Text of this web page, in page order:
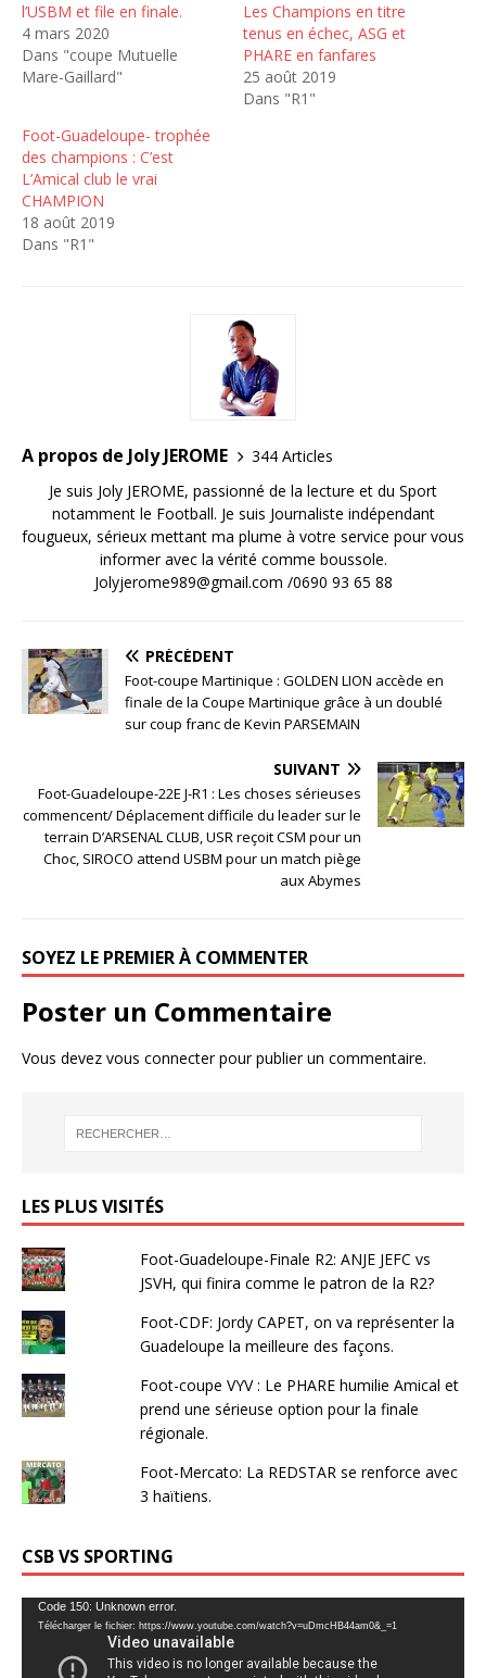
l’USBM et file en finale.
4 mars 2020
Dans "coupe Mutuelle
Mare-Gaillard"
Les Champions en titre
tenus en échec, ASG et
PHARE en fanfares
25 août 2019
Dans "R1"
Foot-Guadeloupe- trophée
des champions : C’est
L’Amical club le vrai
CHAMPION
18 août 2019
Dans "R1"
A propos de Joly JEROME
344 Articles
Je suis Joly JEROME, passionné de la lecture et du Sport
notamment le Football. Je suis Journaliste indépendant
fougueux, sérieux mettant ma plume à votre service pour vous
informer avec la vérité comme boussole.
Jolyjerome989@gmail.com /0690 93 65 88
PRÉCÉDENT
Foot-coupe Martinique : GOLDEN LION accède en
finale de la Coupe Martinique grâce à un doublé
sur coup franc de Kevin PARSEMAIN
SUIVANT
Foot-Guadeloupe-22E J-R1 : Les choses sérieuses
commencent/ Déplacement difficile du leader sur le
terrain D’ARSENAL CLUB, USR reçoit CSM pour un
Choc, SIROCO attend USBM pour un match piège
aux Abymes
SOYEZ LE PREMIER À COMMENTER
Poster un Commentaire
Vous devez vous connecterpour publier un commentaire.
LES PLUS VISITÉS
Foot-Guadeloupe-Finale R2: ANJE JEFC vs
JSVH, qui finira comme le patron de la R2?
Foot-CDF: Jordy CAPET, on va représenter la
Guadeloupe la meilleure des façons.
Foot-coupe VYV : Le PHARE humilie Amical et
prend une sérieuse option pour la finale
régionale.
Foot-Mercato: La REDSTAR se renforce avec
3 haïtiens.
CSB VS SPORTING
Lecteur
vidéo
Code 150: Unknown error.
Télécharger le fichier: https://www.youtube.com/watch?v=uDmcHB44am0&_=1